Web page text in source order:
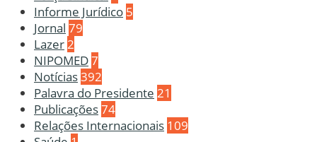
Informe Jurídico 5
Jornal 79
Lazer 2
NIPOMED7
Notícias392
Palavra do Presidente 21
Publicações74
Relações Internacionais 109